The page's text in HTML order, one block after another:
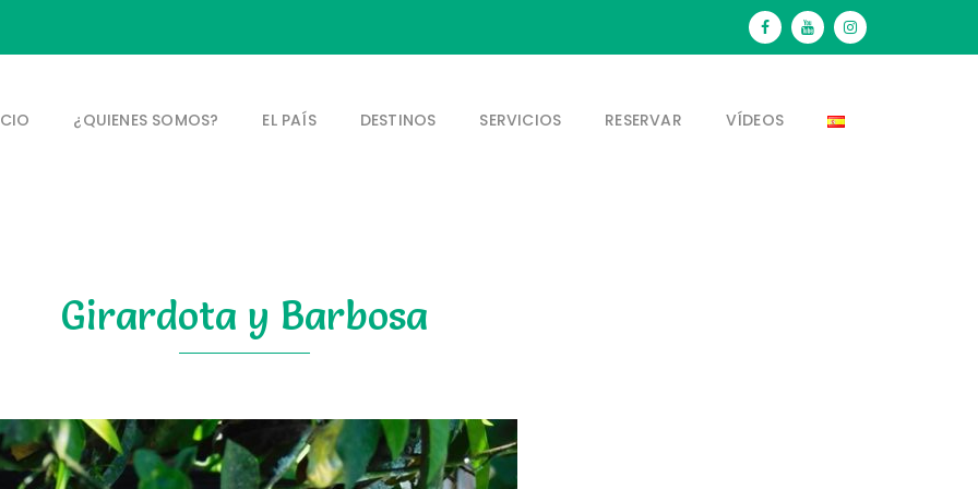
¿QUIENES SOMOS? EL PAÍS DESTINOS SERVICIOS RESERVAR VÍDEOS
Girardota y Barbosa